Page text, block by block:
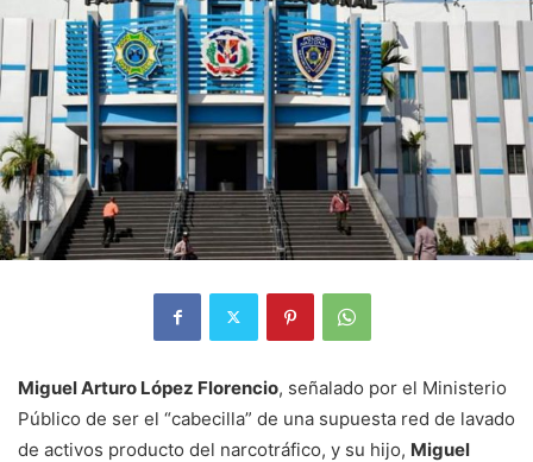
Miguel Arturo López Florencio, señalado por el Ministerio
Público de ser el “cabecilla” de una supuesta red de lavado
de activos producto del narcotráfico, y su hijo, Miguel